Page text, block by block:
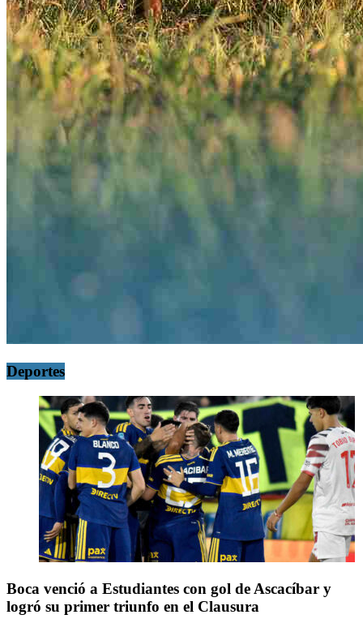
Deportes
Boca venció a Estudiantes con gol de Ascacíbar y
logró su primer triunfo en el Clausura